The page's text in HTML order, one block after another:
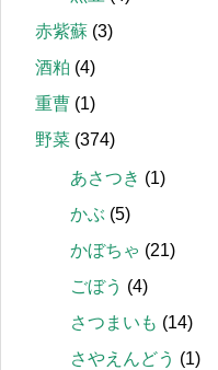
赤紫蘇 (3)
酒粕 (4)
重曹 (1)
野菜 (374)
あさつき (1)
かぶ (5)
かぼちゃ (21)
ごぼう (4)
さつまいも (14)
さやえんどう (1)